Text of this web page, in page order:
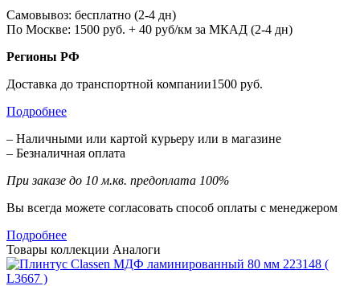
Самовывоз: бесплатно (2-4 дн)
По Москве: 1500 руб. + 40 руб/км за МКАД (2-4 дн)
Регионы РФ
Доставка до транспортной компании1500 руб.
Подробнее
– Наличными или картой курьеру или в магазине
– Безналичная оплата
При заказе до 10 м.кв. предоплата 100%
Вы всегда можете согласовать способ оплаты с менеджером
Подробнее
Товары коллекции Аналоги